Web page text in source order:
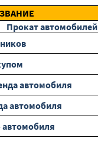
Прокат автомобилей
автомобиля
автомобиля
автомобиля